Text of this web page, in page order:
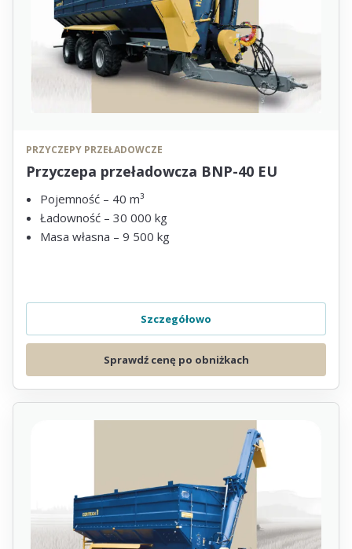
PRZYCZEPY PRZEŁADOWCZE
Przyczepa przeładowcza BNP-40 EU
Pojemność – 40 m³
Ładowność – 30 000 kg
Masa własna – 9 500 kg
Szczegółowo
Sprawdź cenę po obniżkach